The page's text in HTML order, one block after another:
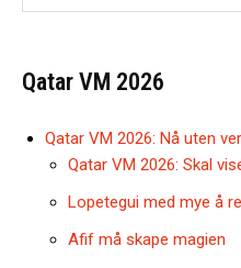
Qatar VM 2026
Qatar VM 2026: Nå uten
Qatar VM 2026: Skal
Lopetegui med mye å
Afif må skape magien